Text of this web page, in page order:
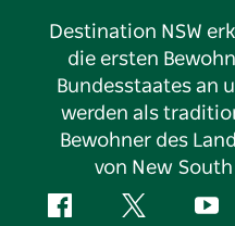
Destination NSW
die ersten
Bundesstaates an
werden als
Bewohner des
von New
FacebookTwitter